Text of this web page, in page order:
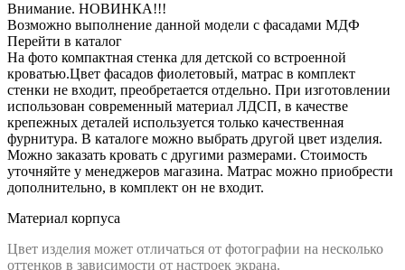
Внимание. НОВИНКА!!!
Возможно выполнение данной модели с фасадами МДФ
Перейти в каталог
На фото компактная стенка для детской со встроенной
кроватью.Цвет фасадов фиолетовый, матрас в комплект
стенки не входит, преобретается отдельно. При изготовлении
использован современный материал ЛДСП, в качестве
крепежных деталей используется только качественная
фурнитура. В каталоге можно выбрать другой цвет изделия.
Можно заказать кровать с другими размерами. Стоимость
уточняйте у менеджеров магазина. Матрас можно приобрести
дополнительно, в комплект он не входит.
Материал корпуса
Цвет изделия может отличаться от фотографии на несколько
оттенков в зависимости от настроек экрана.